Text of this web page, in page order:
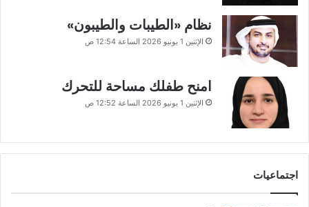
نظام «الطيبات والطيبون»
الإثنين 1 يونيو 2026 الساعة 12:54 ص
امنح طفلك مساحة للتحرك
الإثنين 1 يونيو 2026 الساعة 12:52 ص
اجتماعيات